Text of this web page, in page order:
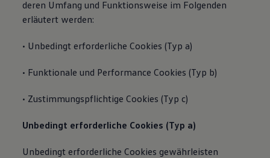
deren Umfang und Funktionsweise im Folgenden
erläutert werden:
• Unbedingt erforderliche Cookies (Typ a)
• Funktionale und Performance Cookies (Typ b)
• Zustimmungspflichtige Cookies (Typ c)
Unbedingt erforderliche Cookies (Typ a)
Unbedingt erforderliche Cookies gewährleisten